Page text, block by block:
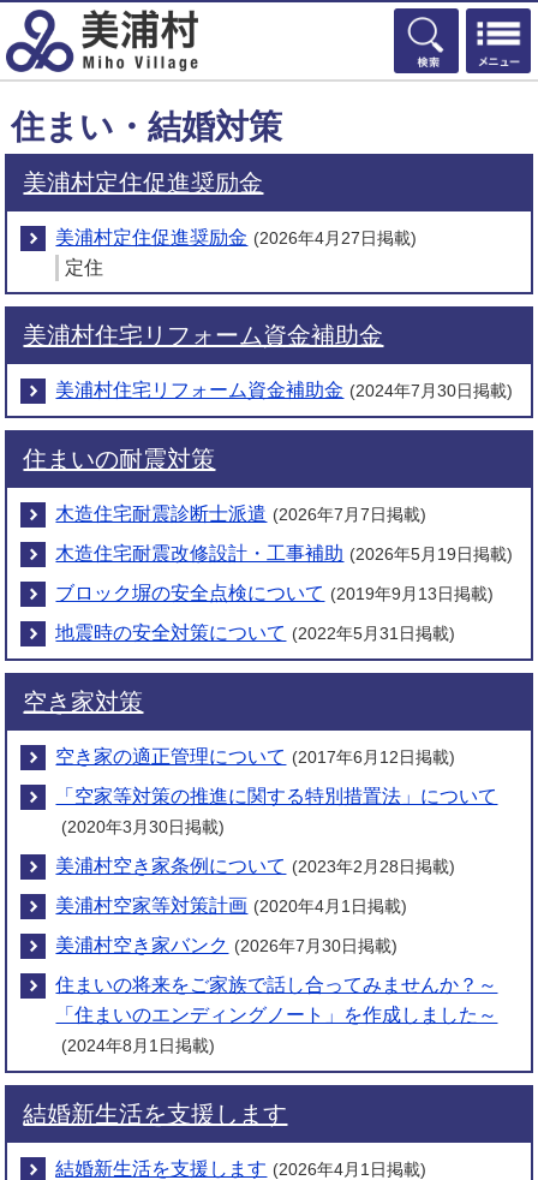
検索
住まい・結婚対策
美浦村定住促進奨励金
美浦村定住促進奨励金 (2026年4月27日掲載)
定住
美浦村住宅リフォーム資金補助金
美浦村住宅リフォーム資金補助金 (2024年7月30日掲載)
住まいの耐震対策
木造住宅耐震診断士派遣 (2026年7月7日掲載)
木造住宅耐震改修設計・工事補助 (2026年5月19日掲載)
ブロック塀の安全点検について (2019年9月13日掲載)
地震時の安全対策について (2022年5月31日掲載)
空き家対策
空き家の適正管理について (2017年6月12日掲載)
「空家等対策の推進に関する特別措置法」について
(2020年3月30日掲載)
美浦村空き家条例について (2023年2月28日掲載)
美浦村空家等対策計画 (2020年4月1日掲載)
美浦村空き家バンク (2026年7月30日掲載)
住まいの将来をご家族で話し合ってみませんか？～
「住まいのエンディングノート」を作成しました～
(2024年8月1日掲載)
結婚新生活を支援します
結婚新生活を支援します (2026年4月1日掲載)